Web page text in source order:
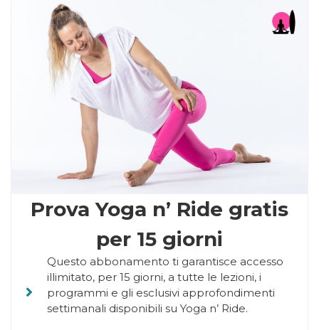
Prova Yoga n’ Ride gratis
per 15 giorni
Questo abbonamento ti garantisce accesso
illimitato, per 15 giorni, a tutte le lezioni, i
programmi e gli esclusivi approfondimenti
settimanali disponibili su Yoga n’ Ride.